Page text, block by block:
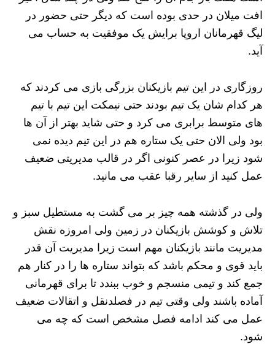
افت میلان در حدی بوده است که دیگر حتی حضور در
لیگ قهرمانان اروپا برایش یک موفقیت به حساب می
آید.
روزگاری در این تیم بازیکنان بزرگی بازی می کردند که
هر کدام شان یک تیم بودند حتی نیمکت این تیم با تیم
های متوسط برابری می کرد و حتی شاید بهتر از آن ها
بود ولی الان حتی یک ستاره هم در این تیم دیده نمی
شود زیرا در عصر کنونی اگر در قالب مدیریتی ضعیف
عمل کنید از سایر رقبا عقب می مانید.
ولی در گذشته همه چیز بر می گشت به مستطیل سبز و
تلاش و کوشش بازیکنان در زمین ولی امروزه نقش
مدیریت مانند بازیکنان مهم است زیرا مدیریت آن قدر
باید قوی و محکم باشد که بتواند ستاره ها را در کنار هم
جمع کند و تیمی منسجم و خوب ببندد تا برای قهرمانی
آماده باشند ولی وقتی تیم در فصلدنقل و اتقالات ضعیف
عمل می کند ادامه فصل مشخص است که چه می
شود.